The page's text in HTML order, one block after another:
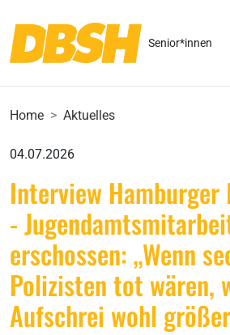
Senior*innen
Home Aktuelles
04.07.2026
Interview Hamburger
-
erschossen: „Wenn
Polizisten tot wären,
Aufschrei wohl